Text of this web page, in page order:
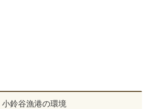
小鈴谷漁港の環境